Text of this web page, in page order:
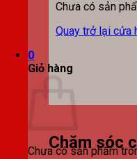
Chưa có sản
Quay trở lại cửa
0
Giỏ hàng
Chưa có sản phẩm
Chăm sóc